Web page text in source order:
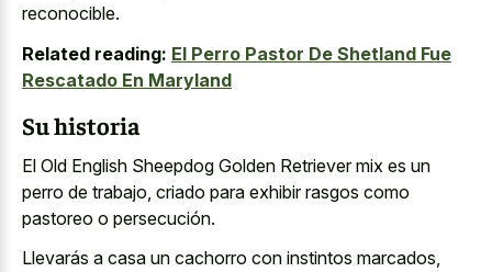
reconocible.
Related reading: El Perro Pastor De Shetland Fue
Rescatado En Maryland
Su historia
El Old English Sheepdog Golden Retriever mix es un
perro de trabajo, criado para exhibir rasgos como
pastoreo o persecución.
Llevarás a casa un cachorro con instintos marcados,